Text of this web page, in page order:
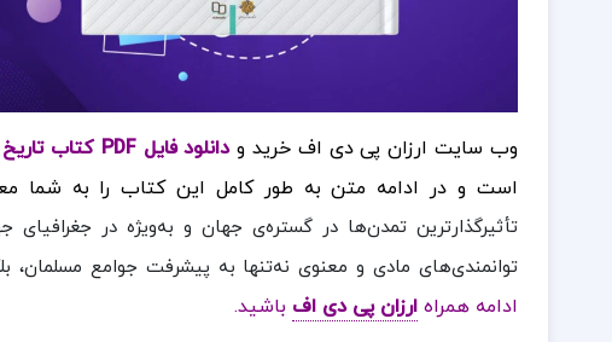
وب سایت ارزان پی دی اف خرید ودانلود فایل PDF کتاب تاریخ فرهنگ و تمدن اسلامی فاطمه جان احمدی
است و در ادامه متن به طور کامل این کتاب را به شما
تأثیرگذارترین تمدن‌ها در گستره‌ی جهان و به‌ویژه در
توانمندی‌های مادی و معنوی نه‌تنها به پیشرفت جوامع
ادامه همراهارزان پی دی اف باشید.